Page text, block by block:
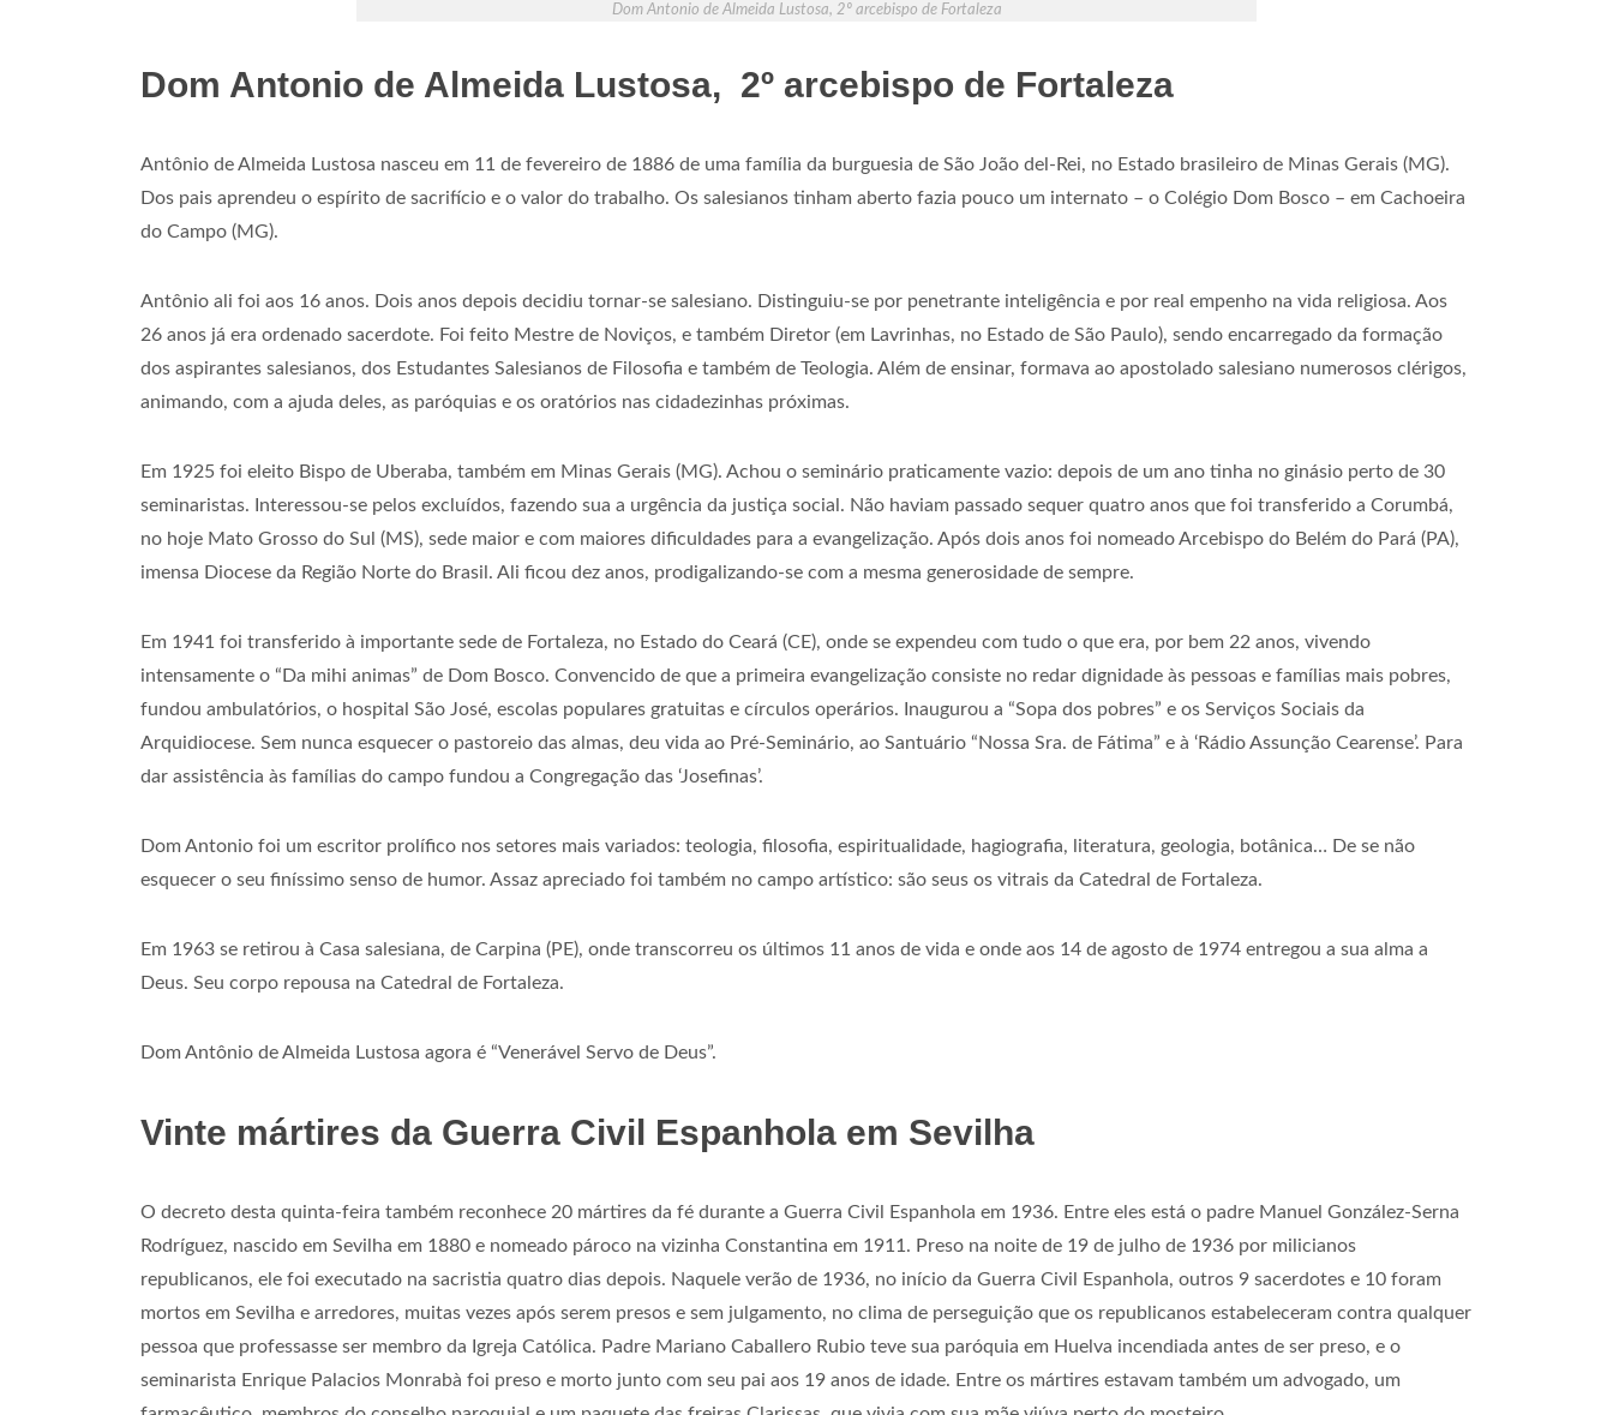
Dom Antonio de Almeida Lustosa, 2º arcebispo de Fortaleza
Dom Antonio de Almeida Lustosa, 2º arcebispo de Fortaleza
Antônio de Almeida Lustosa nasceu em 11 de fevereiro de 1886 de uma família da burguesia de São João del-Rei, no Estado brasileiro de Minas Gerais (MG).
Dos pais aprendeu o espírito de sacrifício e o valor do trabalho. Os salesianos tinham aberto fazia pouco um internato – o Colégio Dom Bosco – em Cachoeira
do Campo (MG).
‍Antônio ali foi aos 16 anos. Dois anos depois decidiu tornar-se salesiano. Distinguiu-se por penetrante inteligência e por real empenho na vida religiosa. Aos
26 anos já era ordenado sacerdote. Foi feito Mestre de Noviços, e também Diretor (em Lavrinhas, no Estado de São Paulo), sendo encarregado da formação
dos aspirantes salesianos, dos Estudantes Salesianos de Filosofia e também de Teologia. Além de ensinar, formava ao apostolado salesiano numerosos clérigos,
animando, com a ajuda deles, as paróquias e os oratórios nas cidadezinhas próximas.
Em 1925 foi eleito Bispo de Uberaba, também em Minas Gerais (MG). Achou o seminário praticamente vazio: depois de um ano tinha no ginásio perto de 30
seminaristas. Interessou-se pelos excluídos, fazendo sua a urgência da justiça social. Não haviam passado sequer quatro anos que foi transferido a Corumbá,
no hoje Mato Grosso do Sul (MS), sede maior e com maiores dificuldades para a evangelização. Após dois anos foi nomeado Arcebispo do Belém do Pará (PA),
imensa Diocese da Região Norte do Brasil. Ali ficou dez anos, prodigalizando-se com a mesma generosidade de sempre.
Em 1941 foi transferido à importante sede de Fortaleza, no Estado do Ceará (CE), onde se expendeu com tudo o que era, por bem 22 anos, vivendo
intensamente o “Da mihi animas” de Dom Bosco. Convencido de que a primeira evangelização consiste no redar dignidade às pessoas e famílias mais pobres,
fundou ambulatórios, o hospital São José, escolas populares gratuitas e círculos operários. Inaugurou a “Sopa dos pobres” e os Serviços Sociais da
Arquidiocese. Sem nunca esquecer o pastoreio das almas, deu vida ao Pré-Seminário, ao Santuário “Nossa Sra. de Fátima” e à ‘Rádio Assunção Cearense’. Para
dar assistência às famílias do campo fundou a Congregação das ‘Josefinas’.
Dom Antonio foi um escritor prolífico nos setores mais variados: teologia, filosofia, espiritualidade, hagiografia, literatura, geologia, botânica… De se não
esquecer o seu finíssimo senso de humor. Assaz apreciado foi também no campo artístico: são seus os vitrais da Catedral de Fortaleza.
Em 1963 se retirou à Casa salesiana, de Carpina (PE), onde transcorreu os últimos 11 anos de vida e onde aos 14 de agosto de 1974 entregou a sua alma a
Deus. Seu corpo repousa na Catedral de Fortaleza.
Dom Antônio de Almeida Lustosa agora é “Venerável Servo de Deus”.
Vinte mártires da Guerra Civil Espanhola em Sevilha
O decreto desta quinta-feira também reconhece 20 mártires da fé durante a Guerra Civil Espanhola em 1936. Entre eles está o padre Manuel González-Serna
Rodríguez, nascido em Sevilha em 1880 e nomeado pároco na vizinha Constantina em 1911. Preso na noite de 19 de julho de 1936 por milicianos
republicanos, ele foi executado na sacristia quatro dias depois. Naquele verão de 1936, no início da Guerra Civil Espanhola, outros 9 sacerdotes e 10 foram
mortos em Sevilha e arredores, muitas vezes após serem presos e sem julgamento, no clima de perseguição que os republicanos estabeleceram contra qualquer
pessoa que professasse ser membro da Igreja Católica. Padre Mariano Caballero Rubio teve sua paróquia em Huelva incendiada antes de ser preso, e o
seminarista Enrique Palacios Monrabà foi preso e morto junto com seu pai aos 19 anos de idade. Entre os mártires estavam também um advogado, um